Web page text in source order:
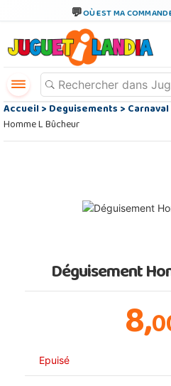
OÙ EST MA
Accueil>Deguisements>Carnaval
Homme L Bûcheur
Déguisement
8,
Epuisé